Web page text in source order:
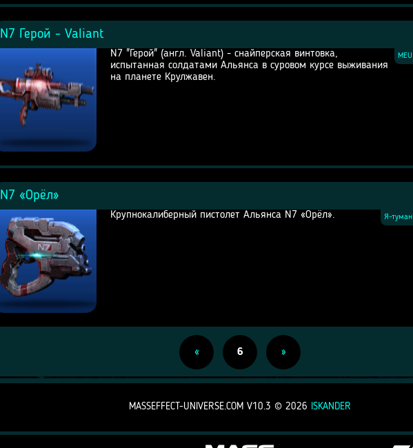
N7 Герой - Valiant
MEU
N7 "Герой" (англ. Valiant) - снайперская винтовка,
испытанная солдатами Альянса в суровом курсе выживания
на планете Крулжавен.
N7 «Орёл»
Я-туман
Крупнокалиберный пистолет Альянса N7 «Орёл».
« 6 »
MASSEFFECT-UNIVERSE.COM V10.3 © 2026 ISKANDER